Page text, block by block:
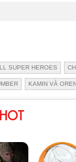
SUPER HEROES
KAMIN VÀ